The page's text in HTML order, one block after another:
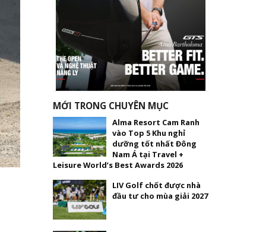
MỚI TRONG CHUYÊN MỤC
Alma Resort Cam Ranh
vào Top 5 Khu nghỉ
dưỡng tốt nhất Đông
Nam Á tại Travel +
Leisure World’s Best Awards 2026
LIV Golf chốt được nhà
đầu tư cho mùa giải 2027